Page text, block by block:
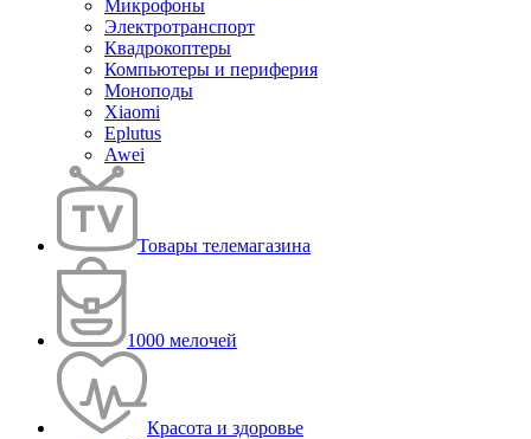
Микрофоны
Электротранспорт
Квадрокоптеры
Компьютеры и периферия
Моноподы
Xiaomi
Eplutus
Awei
Товары телемагазина
1000 мелочей
Красота и здоровье